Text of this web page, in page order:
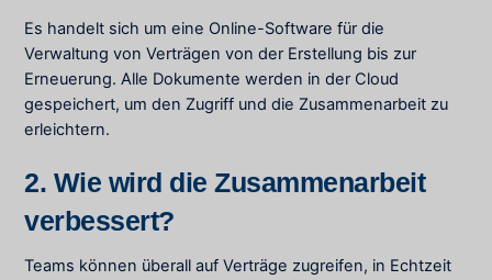
Es handelt sich um eine Online-Software für die
Verwaltung von Verträgen von der Erstellung bis zur
Erneuerung. Alle Dokumente werden in der Cloud
gespeichert, um den Zugriff und die Zusammenarbeit zu
erleichtern.
2. Wie wird die Zusammenarbeit
verbessert?
Teams können überall auf Verträge zugreifen, in Echtzeit